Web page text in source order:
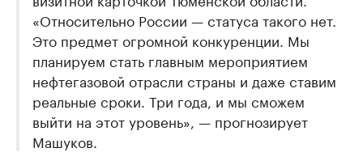
«Относительно России — статуса такого нет.
Это предмет огромной конкуренции. Мы
планируем стать главным мероприятием
нефтегазовой отрасли страны и даже ставим
реальные сроки. Три года, и мы сможем
выйти на этот уровень», — прогнозирует
Машуков.